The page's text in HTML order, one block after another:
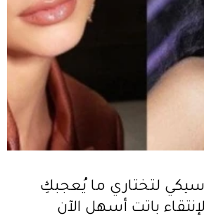
لتختاري ما يُعجبكِ
باتت أسهل الآن